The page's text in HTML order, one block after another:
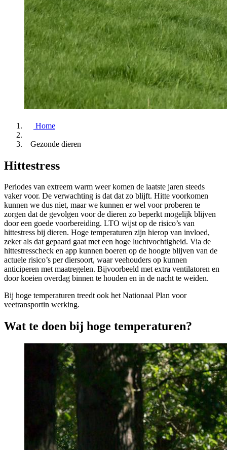
Home
Gezonde dieren
Hittestress
Periodes van extreem warm weer komen de laatste jaren steeds
vaker voor. De verwachting is dat dat zo blijft. Hitte voorkomen
kunnen we dus niet, maar we kunnen er wel voor proberen te
zorgen dat de gevolgen voor de dieren zo beperkt mogelijk blijven
door een goede voorbereiding. LTO wijst op de risico’s van
hittestress bij dieren. Hoge temperaturen zijn hierop van invloed,
zeker als dat gepaard gaat met een hoge luchtvochtigheid. Via de
hittestresscheck en app kunnen boeren op de hoogte blijven van de
actuele risico’s per diersoort, waar veehouders op kunnen
anticiperen met maatregelen. Bijvoorbeeld met extra ventilatoren en
door koeien overdag binnen te houden en in de nacht te weiden.
Bij hoge temperaturen treedt ook het Nationaal Plan voor
veetransportin werking.
Wat te doen bij hoge temperaturen?